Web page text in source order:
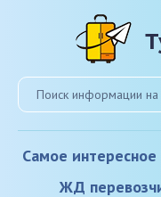
Самое интересное
ЖД